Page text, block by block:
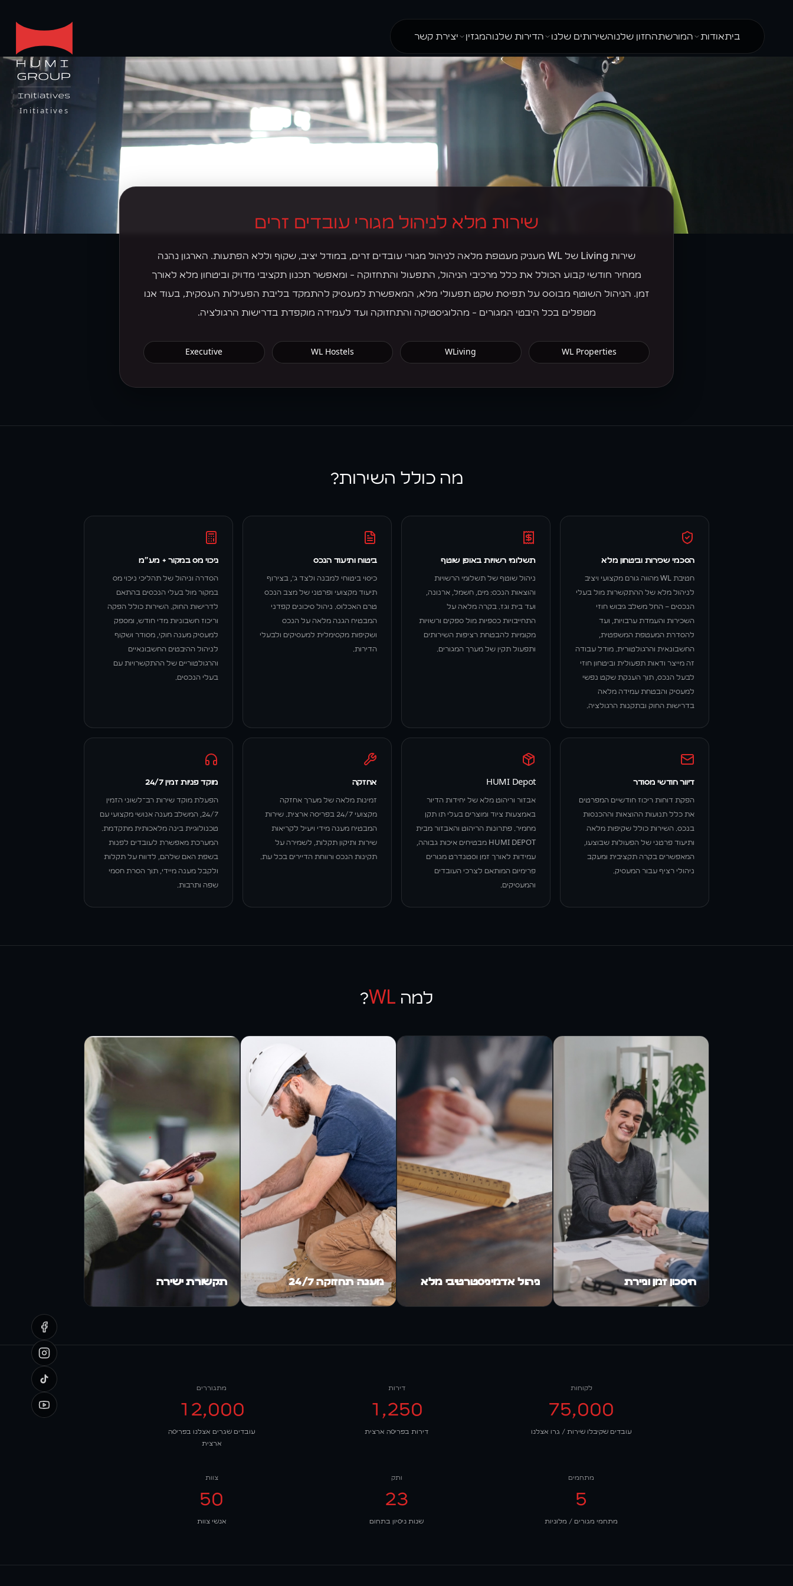
ביתאודות המורשתהחזון שלנוהשירותים שלנו
WL Hostels
Executive
תשתיות
WL Properties
Localz
Halishka
חומי דיפו
כל השירותים
הדירות שלנוהמגזין
מדריכים
שאלות ותשובות
סרטונים
משאבים
נהלים ומסמכים
יצירת קשר
Initiatives
שירות מלא לניהול מגורי עובדים זרים
שירות Living של WL מעניק מעטפת מלאה לניהול מגורי עובדים זרים, במודל יציב, שקוף וללא הפתעות. הארגון נהנה
ממחיר חודשי קבוע הכולל את כלל מרכיבי הניהול, התפעול והתחזוקה - ומאפשר תכנון תקציבי מדויק וביטחון מלא לאורך
זמן. הניהול השוטף מבוסס על תפיסת שקט תפעולי מלא, המאפשרת למעסיק להתמקד בליבת הפעילות העסקית, בעוד אנו
מטפלים בכל היבטי המגורים - מהלוגיסטיקה והתחזוקה ועד לעמידה מוקפדת בדרישות הרגולציה.
WL Properties
WLiving
WL Hostels
Executive
מה כולל השירות?
הסכמי שכירות וביטחון מלא
חטיבת WL מהווה גורם מקצועי ויציב
לניהול מלא של ההתקשרות מול בעלי
הנכסים – החל משלב גיבוש חוזי
השכירות והעמדת ערבויות, ועד
להסדרת המעטפת המשפטית,
החשבונאית והרגולטורית. מודל עבודה
זה מייצר ודאות תפעולית וביטחון חוזי
לבעל הנכס, תוך הענקת שקט נפשי
למעסיק והבטחת עמידה מלאה
בדרישות החוק ובתקנות הרגולציה.
תשלומי רשויות באופן שוטף
ניהול שוטף של תשלומי הרשויות
והוצאות הנכס: מים, חשמל, ארנונה,
ועד בית וגז. בקרה מלאה על
התחייבויות כספיות מול ספקים ורשויות
מקומיות להבטחת רציפות השירותים
ותפעול תקין של מערך המגורים.
ביטוח ותיעוד הנכס
כיסוי ביטוחי למבנה ולצד ג', בצירוף
תיעוד מקצועי ופרטני של מצב הנכס
טרם האכלוס. ניהול סיכונים קפדני
המבטיח הגנה מלאה על הנכס
ושקיפות מקסימלית למעסיקים ולבעלי
הדירות.
ניכוי מס במקור + מע״מ
הסדרה וניהול של תהליכי ניכוי מס
במקור מול בעלי הנכסים בהתאם
לדרישות החוק. השירות כולל הפקה
וריכוז חשבוניות מדי חודש, ומספק
למעסיק מענה חוקי, מסודר ושקוף
לניהול ההיבטים החשבונאיים
והרגולטוריים של ההתקשרויות עם
בעלי הנכסים.
דיוור חודשי מסודר
הפקת דוחות ריכוז חודשיים המפרטים
את כלל תנועות ההוצאות וההכנסות
בנכס. השירות כולל שקיפות מלאה
ותיעוד פרטני של הפעולות שבוצעו,
המאפשרים בקרה תקציבית ומעקב
ניהולי רציף עבור המעסיק.
HUMI Depot
אבזור וריהוט מלא של יחידות הדיור
באמצעות ציוד ומוצרים בעלי תו תקן
מחמיר. פתרונות הריהוט והאבזור מבית
HUMI DEPOT מבטיחים איכות גבוהה,
עמידות לאורך זמן וסטנדרט מגורים
פרימיום המותאם לצרכי העובדים
והמעסיקים.
אחזקה
זמינות מלאה של מערך אחזקה
מקצועי 24/7 בפריסה ארצית. שירות
המבטיח מענה מידי ויעיל לקריאות
שירות ותיקון תקלות, לשמירה על
תקינות הנכס ורווחת הדיירים בכל עת.
מוקד פניות זמין 24/7
הפעלת מוקד שירות רב־לשוני הזמין
24/7, המשלב מענה אנושי מקצועי עם
טכנולוגיית בינה מלאכותית מתקדמת.
המערכת מאפשרת לעובדים לפנות
בשפת האם שלהם, לדווח על תקלות
ולקבל מענה מיידי, תוך הסרת חסמי
שפה ותרבות.
למה WL
?
חיסכון זמן וניירת ניהול אדמיניסטרטיבי מלא מענה תחזוקה 24/7 תקשורת ישירה
לקוחות
75,000
עובדים שקיבלו שירות / גרו אצלנו
דירות
1,250
דירות בפריסה ארצית
מתגוררים
12,000
עובדים שגרים אצלנו בפריסה
ארצית
מתחמים
5
מתחמי מגורים / מלוניות
ותק
23
שנות ניסיון בתחום
צוות
50
אנשי צוות